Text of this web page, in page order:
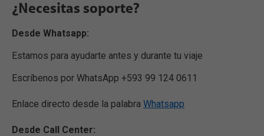
¿Necesitas soporte?
Desde Whatsapp:
Estamos para ayudarte antes y durante tu viaje
Escríbenos por WhatsApp +593 99 124 0611
Enlace directo desde la palabra Whatsapp
Desde Call Center: